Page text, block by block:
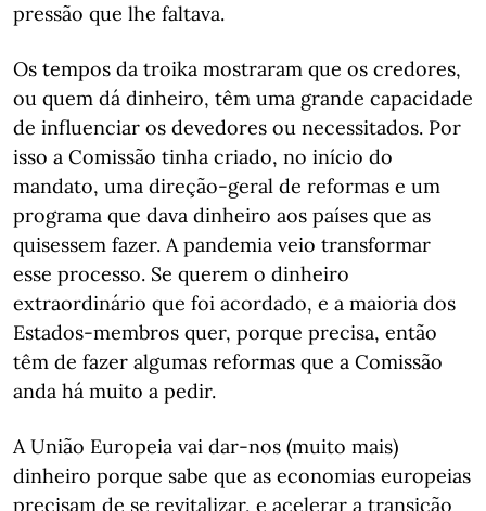
pressão que lhe faltava.
Os tempos da troika mostraram que os credores,
ou quem dá dinheiro, têm uma grande capacidade
de influenciar os devedores ou necessitados. Por
isso a Comissão tinha criado, no início do
mandato, uma direção-geral de reformas e um
programa que dava dinheiro aos países que as
quisessem fazer. A pandemia veio transformar
esse processo. Se querem o dinheiro
extraordinário que foi acordado, e a maioria dos
Estados-membros quer, porque precisa, então
têm de fazer algumas reformas que a Comissão
anda há muito a pedir.
A União Europeia vai dar-nos (muito mais)
dinheiro porque sabe que as economias europeias
precisam de se revitalizar, e acelerar a transição